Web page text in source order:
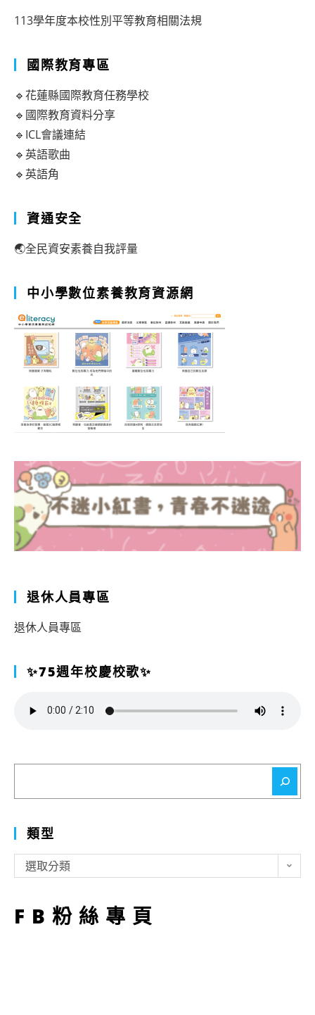
113學年度本校性別平等教育相關法規
國際教育專區
🔹花蓮縣國際教育任務學校
🔹國際教育資料分享
🔹ICL會議連結
🔹英語歌曲
🔹英語角
資通安全
🌏全民資安素養自我評量
中小學數位素養教育資源網
退休人員專區
退休人員專區
✨75週年校慶校歌✨
類型
型
選取分類
FB粉絲專頁